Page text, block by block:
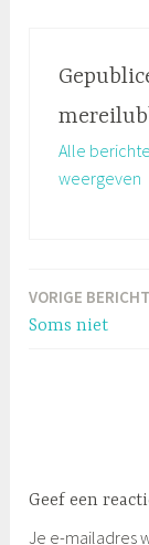
Alle
weergeven
Bericht
VORIGE BERICHT
Soms niet
Geef een
Je e-mailadres